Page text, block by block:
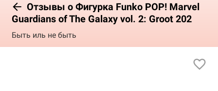
Отзывы о Фигурка Funko POP! Marvel
Guardians of The Galaxy vol. 2: Groot 202
Быть иль не быть